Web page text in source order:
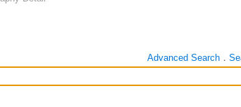
Advanced Search．